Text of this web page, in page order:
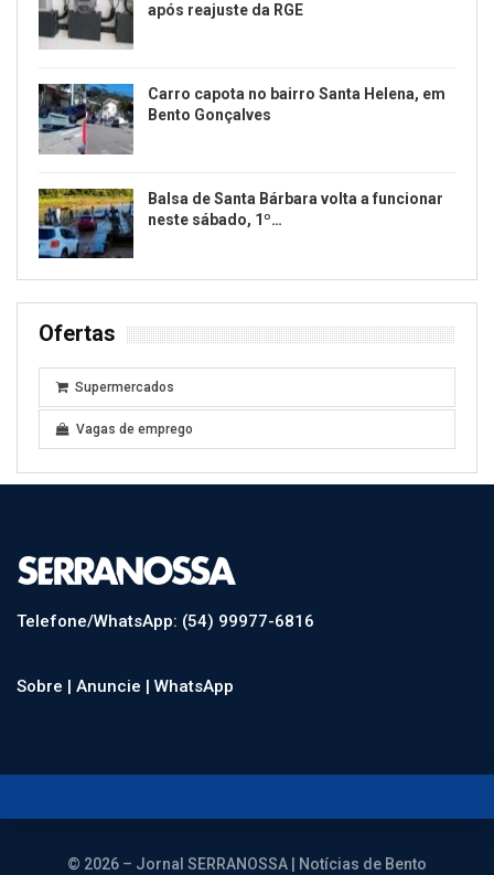
após reajuste da RGE
Carro capota no bairro Santa Helena, em
Bento Gonçalves
Balsa de Santa Bárbara volta a funcionar
neste sábado, 1º…
Ofertas
Supermercados
Vagas de emprego
Telefone/WhatsApp: (54) 99977-6816
Sobre | Anuncie | WhatsApp
© 2026 – Jornal SERRANOSSA | Notícias de Bento